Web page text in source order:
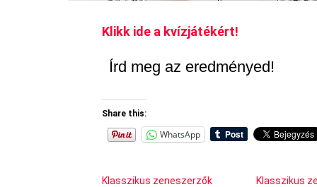
Klikk ide a kvízjátékért!
Írd meg az eredményed!
Share this:
WhatsApp
Klasszikus zeneszerzők
Klasszikus